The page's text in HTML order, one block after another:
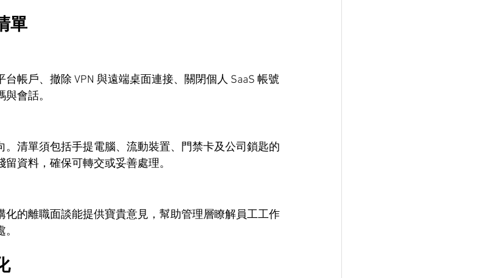
單
帳戶、撤除 VPN 與遠端桌面連接、關閉個人 SaaS 帳號
會話。
清單須包括手提電腦、流動裝置、門禁卡及公司鎖匙的
資料，確保可轉交或妥善處理。
的離職面談能提供寶貴意見，幫助管理層瞭解員工工作